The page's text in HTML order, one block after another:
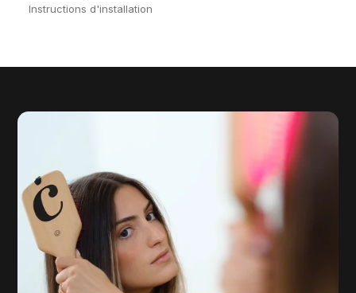
Instructions d'installation